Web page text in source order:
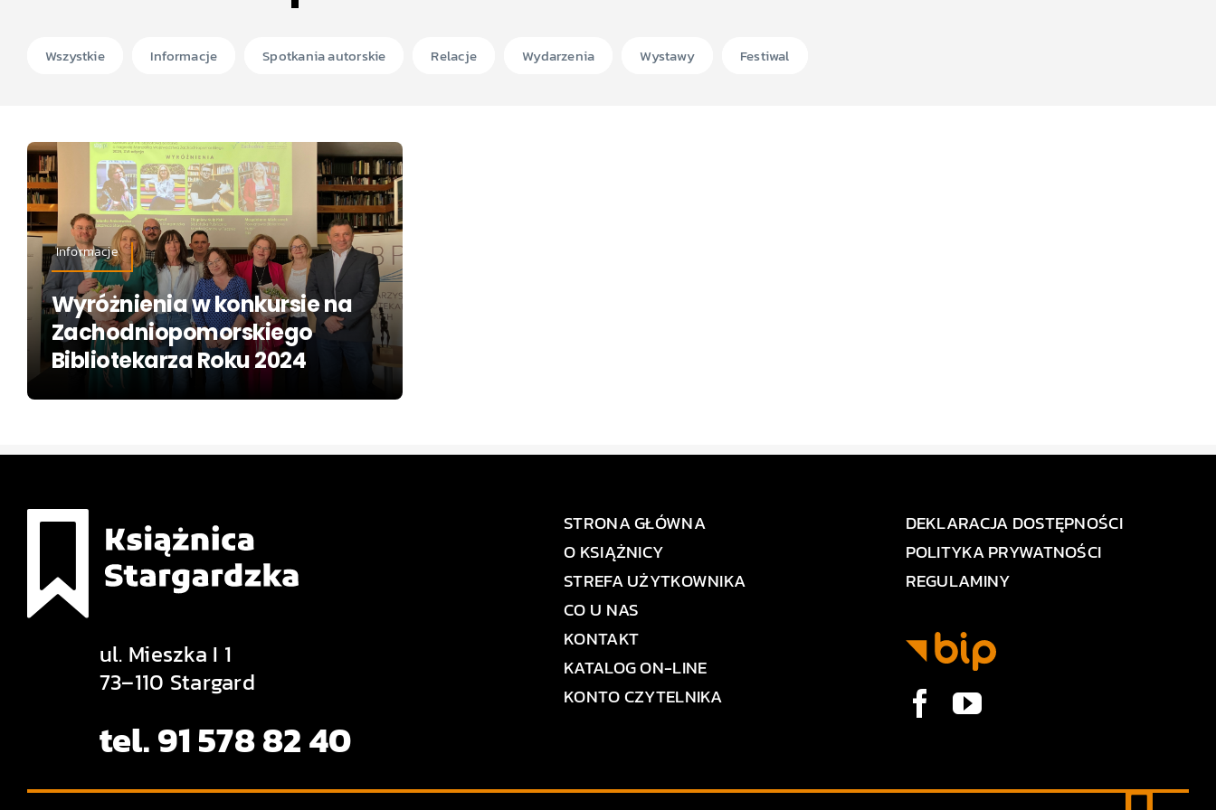
Wszystkie Informacje Spotkania autorskie Relacje Wydarzenia Wystawy Festiwal
Informacje
Wyróżnienia w konkursie na
Zachodniopomorskiego
Bibliotekarza Roku 2024
ul. Mieszka I 1
73–110 Stargard
tel. 91 578 82 40
STRONA GŁÓWNA
O KSIĄŻNICY
STREFA UŻYTKOWNIKA
CO U NAS
KONTAKT
KATALOG ON-LINE
KONTO CZYTELNIKA
DEKLARACJA DOSTĘPNOŚCI
POLITYKA PRYWATNOŚCI
REGULAMINY